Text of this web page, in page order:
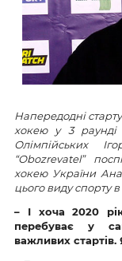
Напередодні
хокею у 3 раунді
Олімпійських
“Obozrevatel”
хокею України
цього виду спорту
– І хоча 2020
перебуває у
важливих